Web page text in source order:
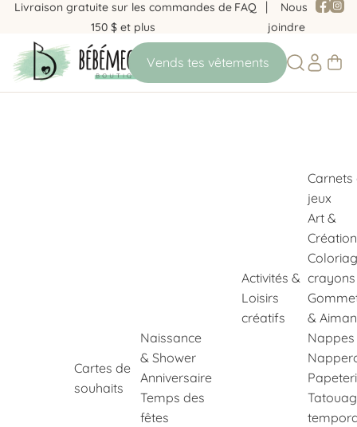
Livraison gratuite sur les commandes de
150 $ et plus
FAQ
Nous
joindre
Cartes de
souhaits
Naissance
& Shower
Anniversaire
Temps des
fêtes
Activités &
Loisirs
créatifs
Carnets
jeux
Art &
Création
crayons
&
Nappes